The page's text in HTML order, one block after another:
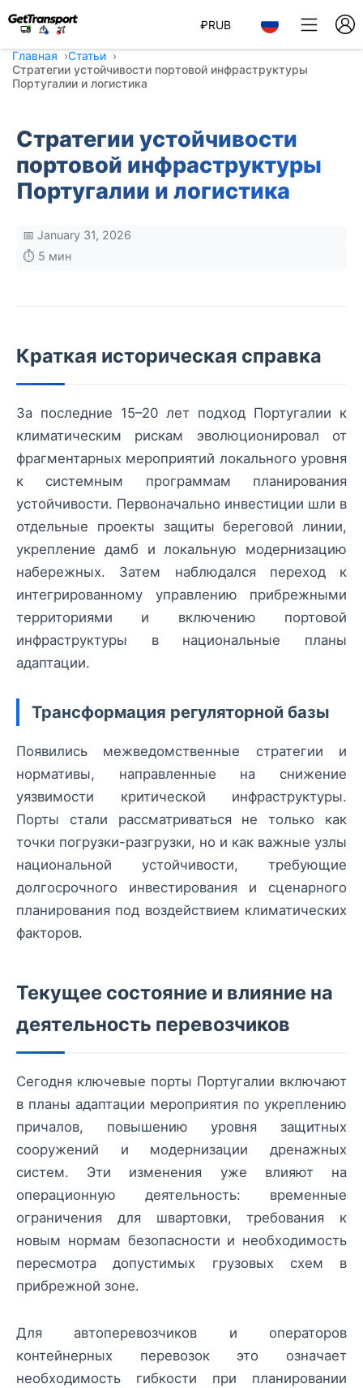
₽RUB
Главная
Статьи
Стратегии устойчивости портовой инфраструктуры
Португалии и логистика
Стратегии устойчивости
портовой инфраструктуры
Португалии и логистика
📅 January 31, 2026
⏱️ 5 мин
Краткая историческая справка
За последние 15–20 лет подход Португалии к
климатическим рискам эволюционировал от
фрагментарных мероприятий локального уровня
к системным программам планирования
устойчивости. Первоначально инвестиции шли в
отдельные проекты защиты береговой линии,
укрепление дамб и локальную модернизацию
набережных. Затем наблюдался переход к
интегрированному управлению прибрежными
территориями и включению портовой
инфраструктуры в национальные планы
адаптации.
Трансформация регуляторной базы
Появились межведомственные стратегии и
нормативы, направленные на снижение
уязвимости критической инфраструктуры.
Порты стали рассматриваться не только как
точки погрузки-разгрузки, но и как важные узлы
национальной устойчивости, требующие
долгосрочного инвестирования и сценарного
планирования под воздействием климатических
факторов.
Текущее состояние и влияние на
деятельность перевозчиков
Сегодня ключевые порты Португалии включают
в планы адаптации мероприятия по укреплению
причалов, повышению уровня защитных
сооружений и модернизации дренажных
систем. Эти изменения уже влияют на
операционную деятельность: временные
ограничения для швартовки, требования к
новым нормам безопасности и необходимость
пересмотра допустимых грузовых схем в
прибрежной зоне.
Для автоперевозчиков и операторов
контейнерных перевозок это означает
необходимость гибкости при планировании